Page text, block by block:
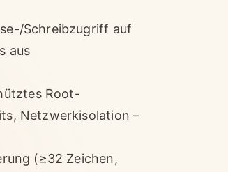
Schreibzugriff auf
aus
Root-
Netzwerkisolation –
(≥32 Zeichen,